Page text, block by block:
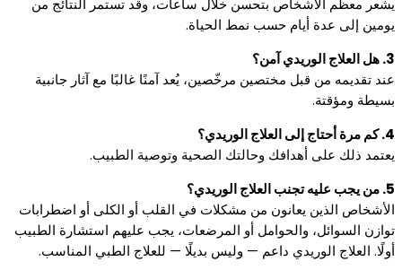
يشعر معظم الأشخاص بتحسن خلال ساعات، وقد تستمر النتائج من
يومين إلى عدة أيام حسب نمط الحياة.
3. هل العلاج الوريدي آمن؟
عند تقديمه من قبل مختصين مرخّصين، يُعد آمنًا غالبًا مع آثار جانبية
بسيطة ومؤقتة.
4. كم مرة أحتاج إلى العلاج الوريدي؟
يعتمد ذلك على أهدافك وحالتك الصحية وتوصية الطبيب.
5. من يجب عليه تجنب العلاج الوريدي؟
الأشخاص الذين يعانون من مشكلات في القلب أو الكلى أو اضطرابات
توازن السوائل، والحوامل أو المرضعات، يجب عليهم استشارة الطبيب
أولًا. العلاج الوريدي داعم — وليس بديلًا — للعلاج الطبي المناسب.